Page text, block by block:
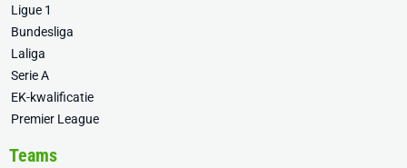
Ligue 1
Bundesliga
Laliga
Serie A
EK-kwalificatie
Premier League
Teams